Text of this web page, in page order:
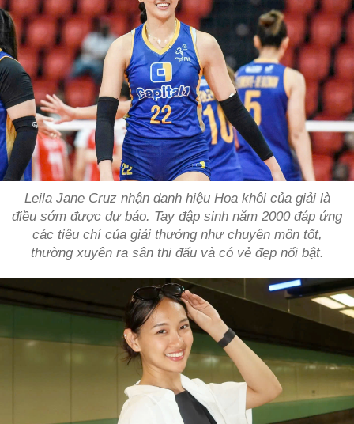
Leila Jane Cruz nhận danh hiệu Hoa khôi của giải là
điều sớm được dự báo. Tay đập sinh năm 2000 đáp ứng
các tiêu chí của giải thưởng như chuyên môn tốt,
thường xuyên ra sân thi đấu và có vẻ đẹp nổi bật.